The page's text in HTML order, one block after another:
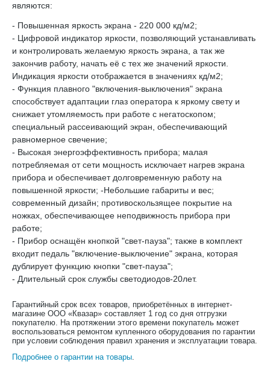
являются:
- Повышенная яркость экрана - 220 000 кд/м2;
- Цифровой индикатор яркости, позволяющий устанавливать
и контролировать желаемую яркость экрана, а так же
закончив работу, начать её с тех же значений яркости.
Индикация яркости отображается в значениях кд/м2;
- Функция плавного "включения-выключения" экрана
способствует адаптации глаз оператора к яркому свету и
снижает утомляемость при работе с негатоскопом;
специальный рассеивающий экран, обеспечивающий
равномерное свечение;
- Высокая энергоэффективность прибора; малая
потребляемая от сети мощность исключает нагрев экрана
прибора и обеспечивает долговременную работу на
повышенной яркости; -Небольшие габариты и вес;
современный дизайн; противоскользящее покрытие на
ножках, обеспечивающее неподвижность прибора при
работе;
- Прибор оснащён кнопкой "свет-пауза"; также в комплект
входит педаль "включение-выключение" экрана, которая
дублирует функцию кнопки "свет-пауза";
- Длительный срок службы светодиодов-20лет.
Гарантийный срок всех товаров, приобретённых в интернет-
магазине ООО «Квазар» составляет 1 год со дня отгрузки
покупателю. На протяжении этого времени покупатель может
воспользоваться ремонтом купленного оборудования по гарантии
при условии соблюдения правил хранения и эксплуатации товара.
Подробнее о гарантии на товары.